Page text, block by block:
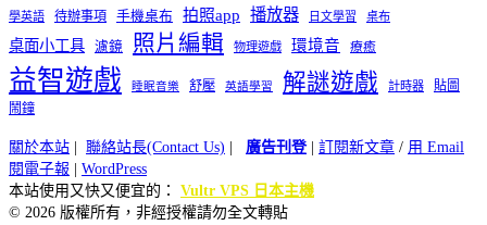
學英語 待辦事項 手機桌布 拍照app 播放器 日文學習 桌布
桌面小工具 濾鏡 照片編輯 物理遊戲 環境音 療癒
益智遊戲 睡眠音樂 舒壓 英語學習 解謎遊戲 計時器
貼圖
鬧鐘
關於本站 | 聯絡站長(Contact Us) | 廣告刊登| 訂閱新文章 / 用 Email
閱電子報 | WordPress
本站使用又快又便宜的： Vultr VPS 日本主機
© 2026 版權所有，非經授權請勿全文轉貼